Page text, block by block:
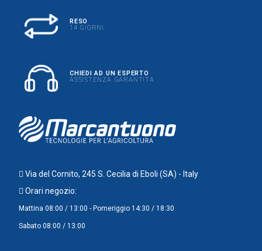
RESO
14 GIORNI
CHIEDI AD UN ESPERTO
ASSISTENZA GARANTITA
Via del Cornito, 245 S. Cecilia di Eboli (SA) - Italy
Orari negozio:
Mattina 08:00 / 13:00 - Pomeriggio 14:30 / 18:30
Sabato 08:00 / 13:00